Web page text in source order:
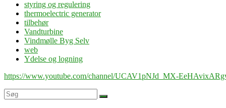
styring og regulering
thermoelectric generator
tilbehør
Vandturbine
Vindmølle Byg Selv
web
Ydelse og logning
https://www.youtube.com/channel/UCAV1pNJd_MX-